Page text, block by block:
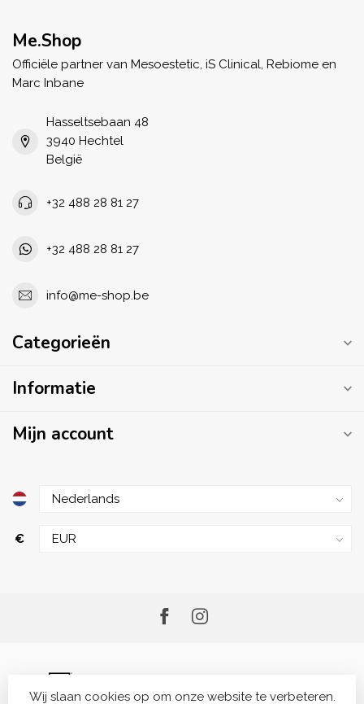
Me.Shop
Officiële partner van Mesoestetic, iS Clinical, Rebiome en
Marc Inbane
Hasseltsebaan 48
3940 Hechtel
België
+32 488 28 81 27
+32 488 28 81 27
info@me-shop.be
Categorieën
Informatie
Mijn account
€
Wij slaan cookies op om onze website te verbeteren.